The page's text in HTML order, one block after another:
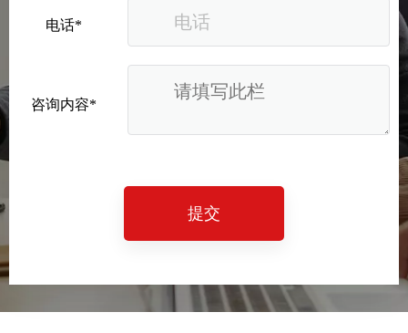
电话*
咨询内容*
提交